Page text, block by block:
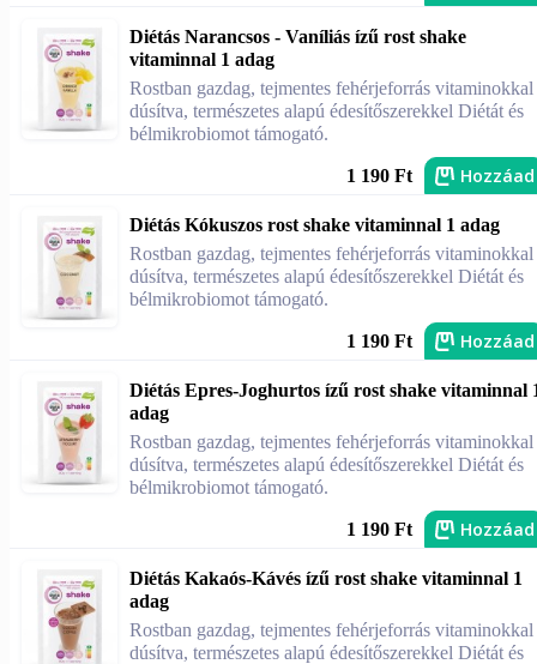
Diétás Narancsos - Vaníliás ízű rost shake
vitaminnal 1 adag
Rostban gazdag, tejmentes fehérjeforrás vitaminokkal
dúsítva, természetes alapú édesítőszerekkel Diétát és
bélmikrobiomot támogató.
1 190 Ft Hozzáad
Diétás Kókuszos rost shake vitaminnal 1 adag
Rostban gazdag, tejmentes fehérjeforrás vitaminokkal
dúsítva, természetes alapú édesítőszerekkel Diétát és
bélmikrobiomot támogató.
1 190 Ft Hozzáad
Diétás Epres-Joghurtos ízű rost shake vitaminnal
adag
Rostban gazdag, tejmentes fehérjeforrás vitaminokkal
dúsítva, természetes alapú édesítőszerekkel Diétát és
bélmikrobiomot támogató.
1 190 Ft Hozzáad
Diétás Kakaós-Kávés ízű rost shake vitaminnal 1
adag
Rostban gazdag, tejmentes fehérjeforrás vitaminokkal
dúsítva, természetes alapú édesítőszerekkel Diétát és